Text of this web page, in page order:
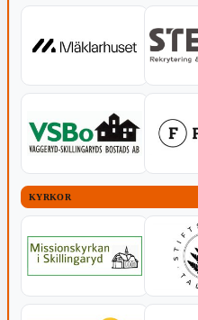
KYRKOR